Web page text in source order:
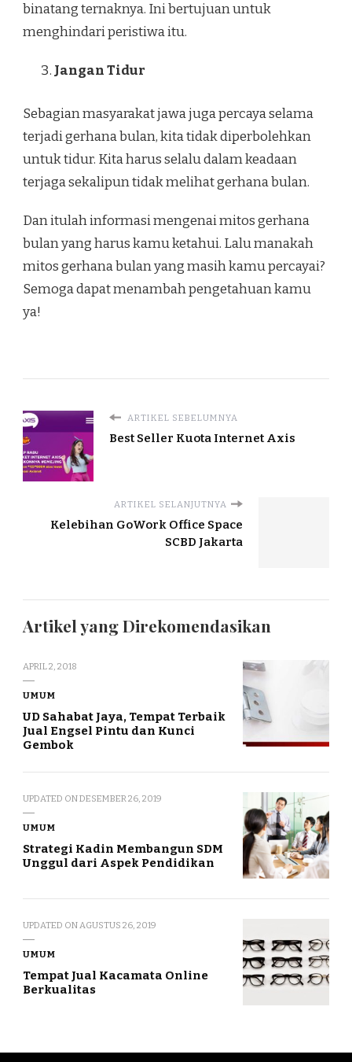
binatang ternaknya. Ini bertujuan untuk
menghindari peristiwa itu.
Jangan Tidur
Sebagian masyarakat jawa juga percaya selama
terjadi gerhana bulan, kita tidak diperbolehkan
untuk tidur. Kita harus selalu dalam keadaan
terjaga sekalipun tidak melihat gerhana bulan.
Dan itulah informasi mengenai mitos gerhana
bulan yang harus kamu ketahui. Lalu manakah
mitos gerhana bulan yang masih kamu percayai?
Semoga dapat menambah pengetahuan kamu
ya!
ARTIKEL SEBELUMNYA
Best Seller Kuota Internet Axis
ARTIKEL SELANJUTNYA
Kelebihan GoWork Office Space
SCBD Jakarta
Artikel yang Direkomendasikan
APRIL 2, 2018
UMUM
UD Sahabat Jaya, Tempat Terbaik
Jual Engsel Pintu dan Kunci
Gembok
UPDATED ONDESEMBER 26, 2019
UMUM
Strategi Kadin Membangun SDM
Unggul dari Aspek Pendidikan
UPDATED ON AGUSTUS 26, 2019
UMUM
Tempat Jual Kacamata Online
Berkualitas